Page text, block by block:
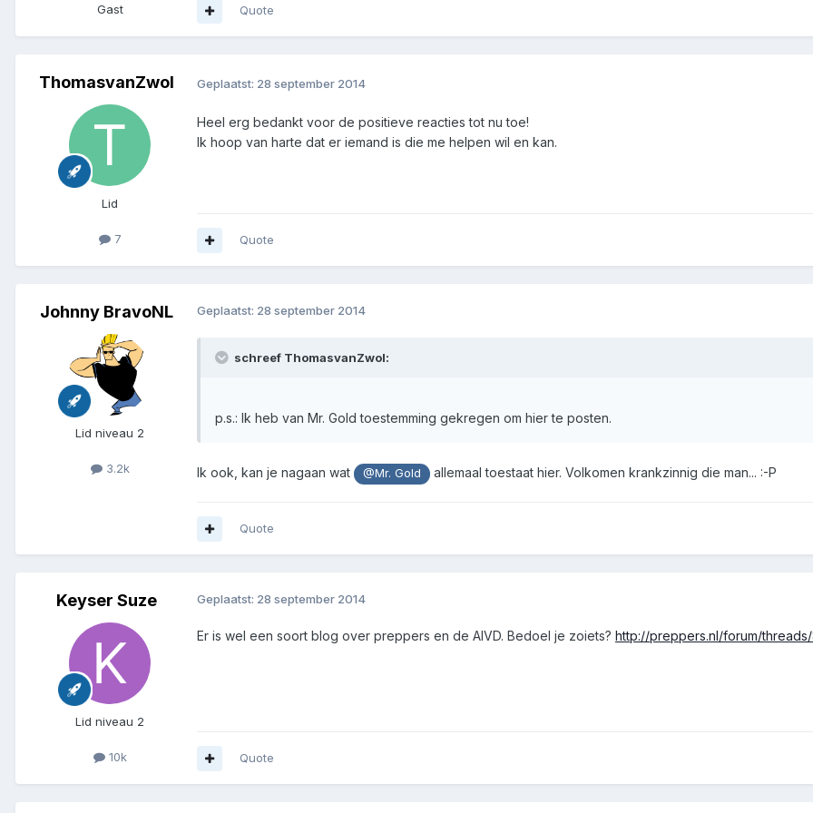
Gast Quote
ThomasvanZwol
Lid
7
Geplaatst: 28 september 2014
Heel erg bedankt voor de positieve reacties tot nu toe!
Ik hoop van harte dat er iemand is die me helpen wil en kan.
Quote
Johnny BravoNL
Lid niveau 2
3.2k
Geplaatst: 28 september 2014
schreef ThomasvanZwol:
p.s.: Ik heb van Mr. Gold toestemming gekregen om hier te posten.
Ik ook, kan je nagaan wat @Mr. Gold allemaal toestaat hier. Volkomen krankzinnig die man... :-P
Quote
Keyser Suze
Lid niveau 2
10k
Geplaatst: 28 september 2014
Er is wel een soort blog over preppers en de AIVD. Bedoel je zoiets? http://preppers.nl/forum/
Quote